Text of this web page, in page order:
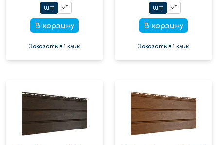
шт м²
В корзину
Заказать в 1 клик
шт м²
В корзину
Заказать в 1 клик